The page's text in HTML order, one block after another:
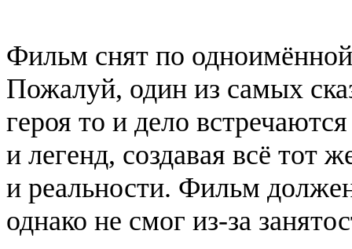
Фильм снят по
Пожалуй, один из самых
героя то и дело
и легенд, создавая всё тот
и реальности. Фильм
однако не смог из-за